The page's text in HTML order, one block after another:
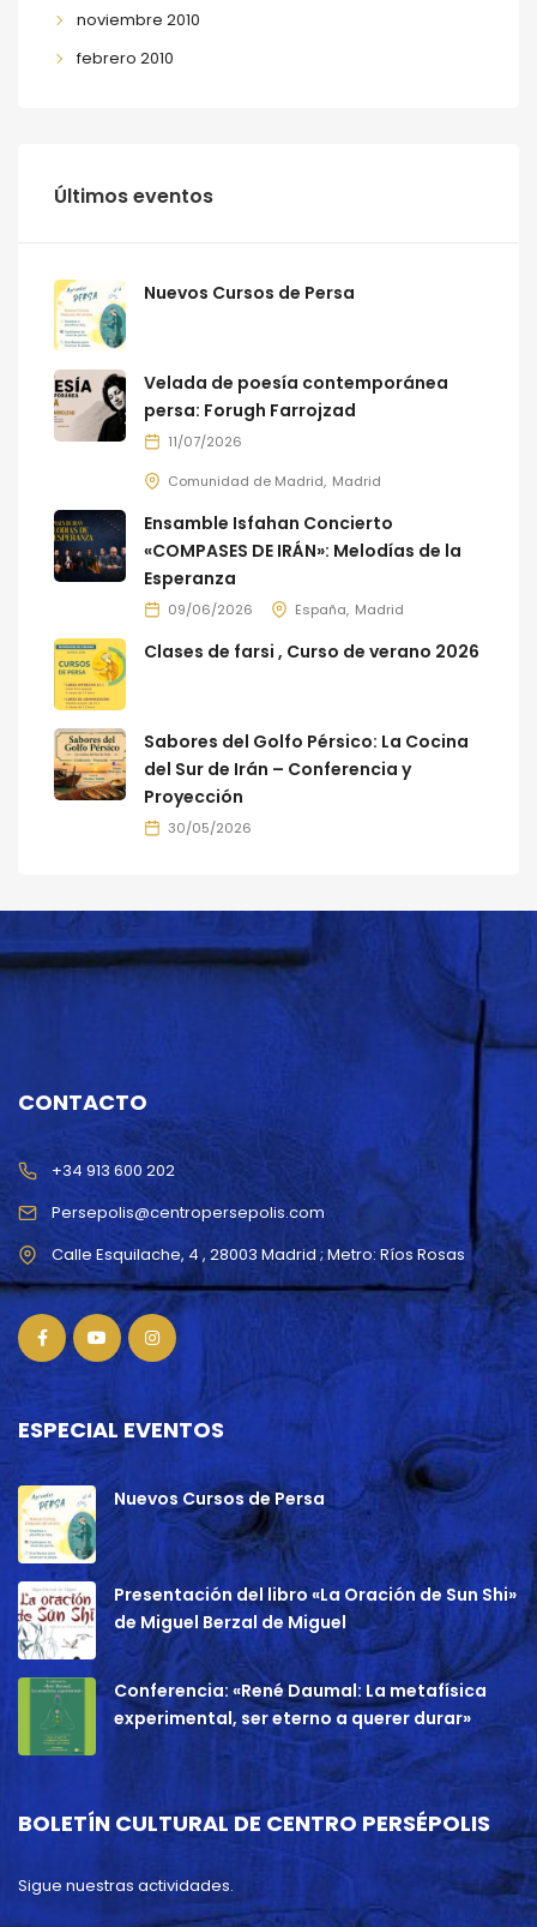
noviembre 2010
febrero 2010
Últimos eventos
Nuevos Cursos de Persa
Velada de poesía contemporánea
persa: Forugh Farrojzad
11/07/2026
Comunidad de Madrid Madrid
Ensamble Isfahan Concierto
«COMPASES DE IRÁN»: Melodías de la
Esperanza
09/06/2026 España Madrid
Clases de farsi , Curso de verano 2026
Sabores del Golfo Pérsico: La Cocina
del Sur de Irán – Conferencia y
Proyección
30/05/2026
CONTACTO
Persepolis@centropersepolis.com
+34 913 600 202
ESPECIAL EVENTOS
Nuevos Cursos de Persa
Presentación del libro «La Oración de Sun Shi»
de Miguel Berzal de Miguel
Conferencia: «René Daumal: La metafísica
experimental, ser eterno a querer durar»
BOLETÍN CULTURAL DE CENTRO PERSÉPOLIS
Sigue nuestras actividades.